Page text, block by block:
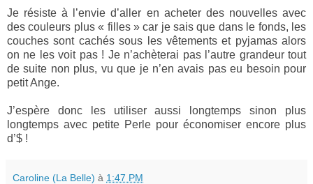
Je résiste à l’envie d’aller en acheter des nouvelles avec
des couleurs plus « filles » car je sais que dans le fonds, les
couches sont cachés sous les vêtements et pyjamas alors
on ne les voit pas ! Je n’achèterai pas l’autre grandeur tout
de suite non plus, vu que je n’en avais pas eu besoin pour
petit Ange.
J’espère donc les utiliser aussi longtemps sinon plus
longtemps avec petite Perle pour économiser encore plus
d’$ !
Caroline (La Belle) à 1:47 PM